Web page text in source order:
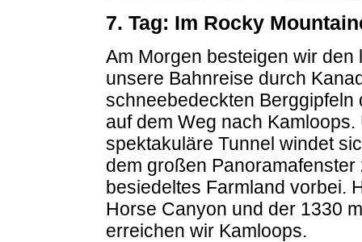
7. Tag: Im Rocky
Am Morgen besteigen wir
unsere Bahnreise durch
schneebedeckten
auf dem Weg nach
spektakuläre Tunnel windet
dem großen
besiedeltes Farmland vorbei.
Horse Canyon und der 1330
erreichen wir Kamloops.